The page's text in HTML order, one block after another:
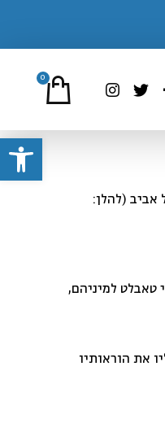
פתח
0
(להלן:
טאבלט למיניהם,
את הוראותיו